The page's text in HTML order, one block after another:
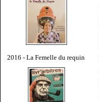
2016 - La Femelle du requin